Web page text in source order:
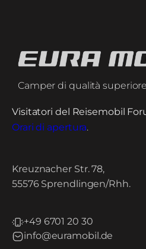
Camper di qualità
Visitatori del Reisemobil
Orari di apertura.
Kreuznacher Str. 78,
55576 Sprendlingen/Rhh.
+49 6701 20 30
info@euramobil.de